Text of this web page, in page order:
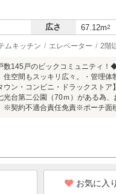
広さ 67.12m2
ムキッチン エレベーター 2階
145戸のビックコミュニティ！
住空間もスッキリ広々。・管理
ウン・コンビニ・ドラックスト
光台第二公園（70ｍ）がある為
※契約不適合責任免責※ポーチ面
お気に入